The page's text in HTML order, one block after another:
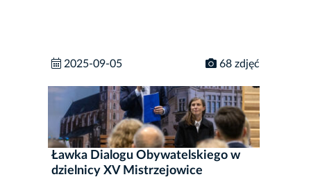
2025-09-05 68 zdjęć
Ławka Dialogu Obywatelskiego w
dzielnicy XV Mistrzejowice